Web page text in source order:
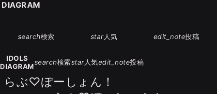
search検索 star人気 edit_note投稿
IDOLS
DIAGRAM
search検索star人気edit_note投稿
らぶ♡ぽーしょん！